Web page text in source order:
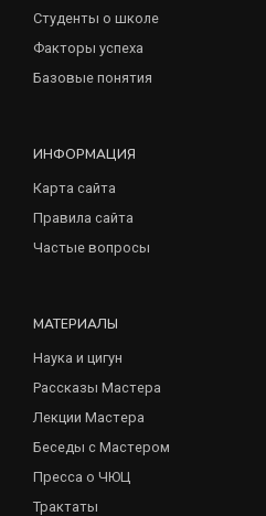
Студенты о школе
Факторы успеха
Базовые понятия
ИНФОРМАЦИЯ
Карта сайта
Правила сайта
Частые вопросы
МАТЕРИАЛЫ
Наука и цигун
Рассказы Мастера
Лекции Мастера
Беседы с Мастером
Пресса о ЧЮЦ
Трактаты